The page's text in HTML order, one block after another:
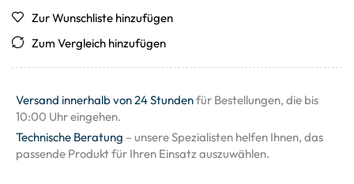
Zur Wunschliste hinzufügen
Zum Vergleich hinzufügen
Versand innerhalb von 24 Stundenfür Bestellungen, die bis
10:00 Uhr eingehen.
Technische Beratung – unsere Spezialisten helfen Ihnen, das
passende Produkt für Ihren Einsatz auszuwählen.